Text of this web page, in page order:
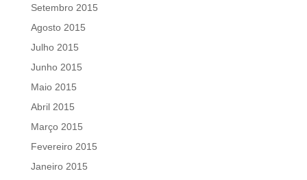
Setembro 2015
Agosto 2015
Julho 2015
Junho 2015
Maio 2015
Abril 2015
Março 2015
Fevereiro 2015
Janeiro 2015